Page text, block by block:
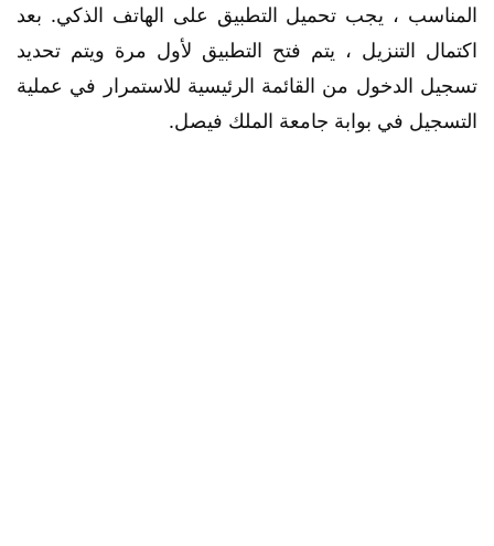
المناسب ، يجب تحميل التطبيق على الهاتف الذكي. بعد
اكتمال التنزيل ، يتم فتح التطبيق لأول مرة ويتم تحديد
تسجيل الدخول من القائمة الرئيسية للاستمرار في عملية
التسجيل في بوابة جامعة الملك فيصل.